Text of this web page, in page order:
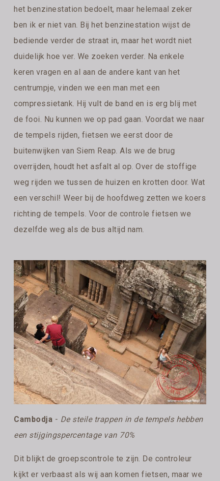
het benzinestation bedoelt, maar helemaal zeker
ben ik er niet van. Bij het benzinestation wijst de
bediende verder de straat in, maar het wordt niet
duidelijk hoe ver. We zoeken verder. Na enkele
keren vragen en al aan de andere kant van het
centrumpje, vinden we een man met een
compressietank. Hij vult de band en is erg blij met
de fooi. Nu kunnen we op pad gaan. Voordat we naar
de tempels rijden, fietsen we eerst door de
buitenwijken van Siem Reap. Als we de brug
overrijden, houdt het asfalt al op. Over de stoffige
weg rijden we tussen de huizen en krotten door. Wat
een verschil! Weer bij de hoofdweg zetten we koers
richting de tempels. Voor de controle fietsen we
dezelfde weg als de bus altijd nam.
Cambodja - De steile trappen in de tempels hebben
een stijgingspercentage van 70%
Dit blijkt de groepscontrole te zijn. De controleur
kijkt er verbaast als wij aan komen fietsen, maar we